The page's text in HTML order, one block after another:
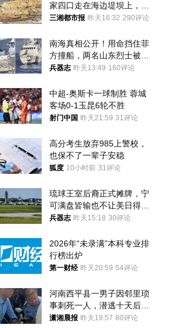
家四口走在海边堤坝上，其
中9岁男孩被巨浪卷入海
三湘都市报 昨天16:32 290评论
南海真相公开！用命挡住菲
方撞船，两名山东烈士被授
武警最高荣誉
兵器志 昨天13:49 160评论
中超-奥斯卡一球制胜 蓉城
客场0-1玉昆6轮不胜
射门中国 昨天21:59 31评论
高分考生放弃985上警校，
也保不了一辈子安稳
狐度 10小时前 31评论
琉球王室后裔正式摊牌，宁
可满盘皆输也不让美日得
逞，中国成关键
兵器志 昨天15:18 30评论
2026年“未录满”本科专业排
行榜出炉
第一财经 昨天20:59 54评论
河南西平县一男子因邻里琐
事刺死一人，潜逃十天后在
十多公里外一片玉米地里落
潇湘晨报 昨天19:57 80评论